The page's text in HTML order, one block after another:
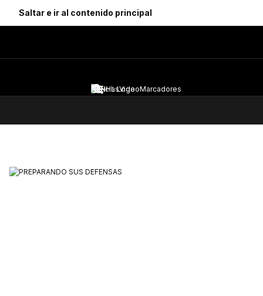
Saltar e ir al contenido principal
NoticiasVideoMarcadores